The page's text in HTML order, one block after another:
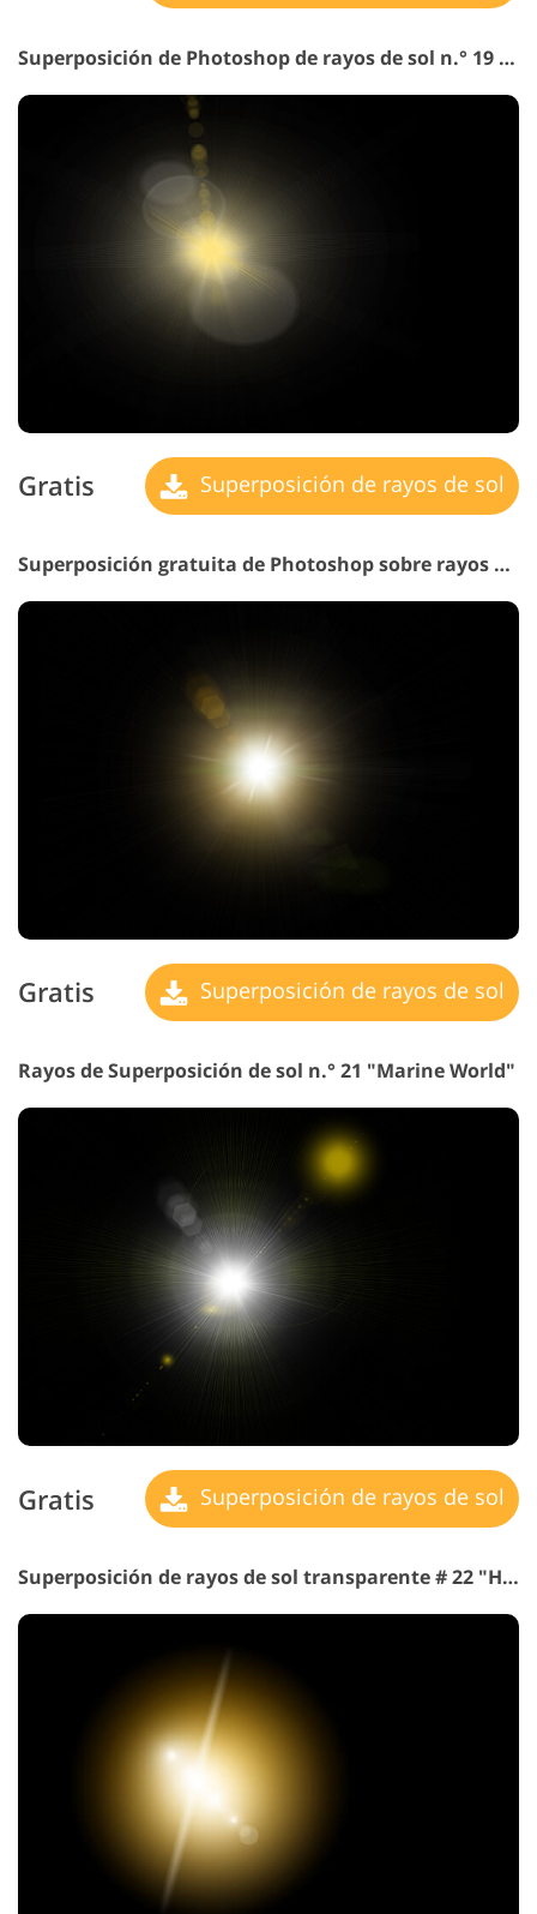
Superposición de Photoshop de rayos de sol n.° 19 "Sweet Memories"
Gratis Superposición de rayos de sol
Superposición gratuita de Photoshop sobre rayos de sol n.° 20 "Chase Happiness"
Gratis Superposición de rayos de sol
Rayos de Superposición de sol n.° 21 "Marine World"
Gratis Superposición de rayos de sol
Superposición de rayos de sol transparente # 22 "Hope"